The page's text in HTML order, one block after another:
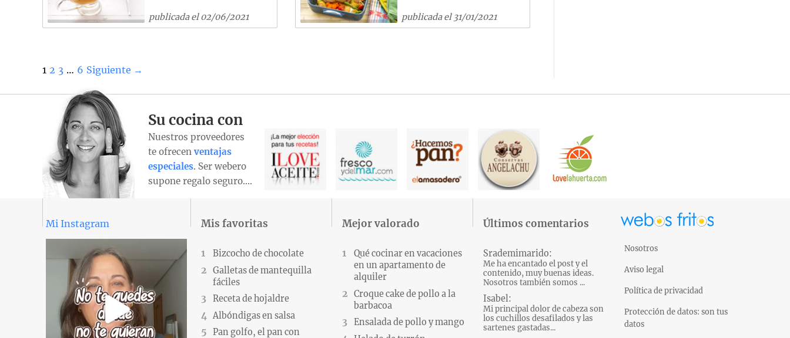
publicada el 02/06/2021 publicada el 31/01/2021
1 2 3 … 6 Siguiente →
Su cocina con
Nuestros proveedores
te ofrecen ventajas
especiales. Ser webero
supone regalo seguro….
Mi Instagram Mis favoritas
Bizcocho de chocolate
Galletas de mantequilla
fáciles
Receta de hojaldre
Albóndigas en salsa
Pan golfo, el pan con
Mejor valorado
Qué cocinar en vacaciones
en un apartamento de
alquiler
Croque cake de pollo a la
barbacoa
Ensalada de pollo y mango
Últimos comentarios
Srademimarido:
Me ha encantado el post y el
contenido, muy buenas ideas.
Nosotros también somos ...
Isabel:
Mi principal dolor de cabeza son
los cuchillos desafilados y las
sartenes gastadas...
Nosotros
Aviso legal
Política de privacidad
Protección de datos: son tus
datos